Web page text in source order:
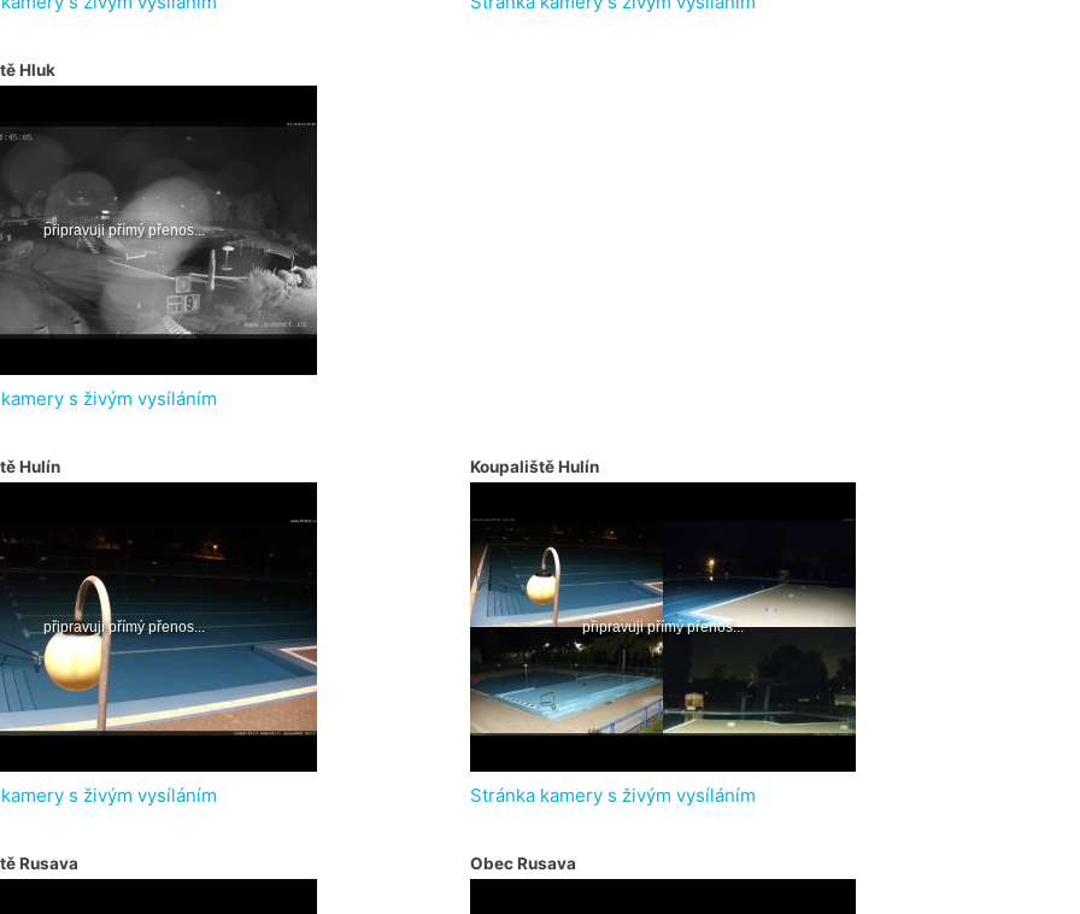
Hluk
s živým vysíláním
Hulín
s živým vysíláním
Koupaliště Hulín
Stránka kamery s živým vysíláním
Rusava Obec Rusava